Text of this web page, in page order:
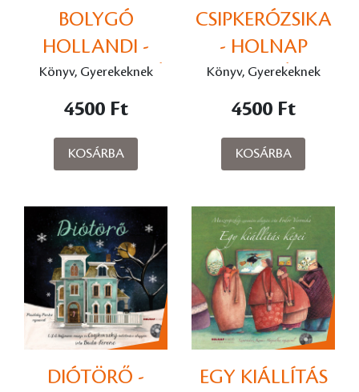
BOLYGÓ
HOLLANDI -
HOLNAP KIADÓ
Könyv, Gyerekeknek
4500 Ft
KOSÁRBA
CSIPKERÓZSIKA
- HOLNAP
KIADÓ
Könyv, Gyerekeknek
4500 Ft
KOSÁRBA
DIÓTÖRŐ -
EGY KIÁLLÍTÁS